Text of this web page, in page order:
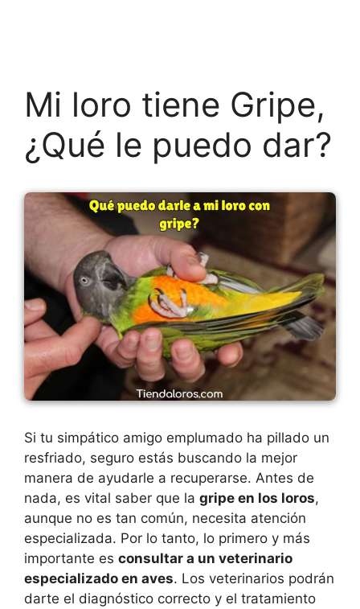
Mi loro tiene Gripe,
¿Qué le puedo dar?
Si tu simpático amigo emplumado ha pillado un
resfriado, seguro estás buscando la mejor
manera de ayudarle a recuperarse. Antes de
nada, es vital saber que la gripe en los loros,
aunque no es tan común, necesita atención
especializada. Por lo tanto, lo primero y más
importante es consultar a un veterinario
especializado en aves. Los veterinarios podrán
darte el diagnóstico correcto y el tratamiento